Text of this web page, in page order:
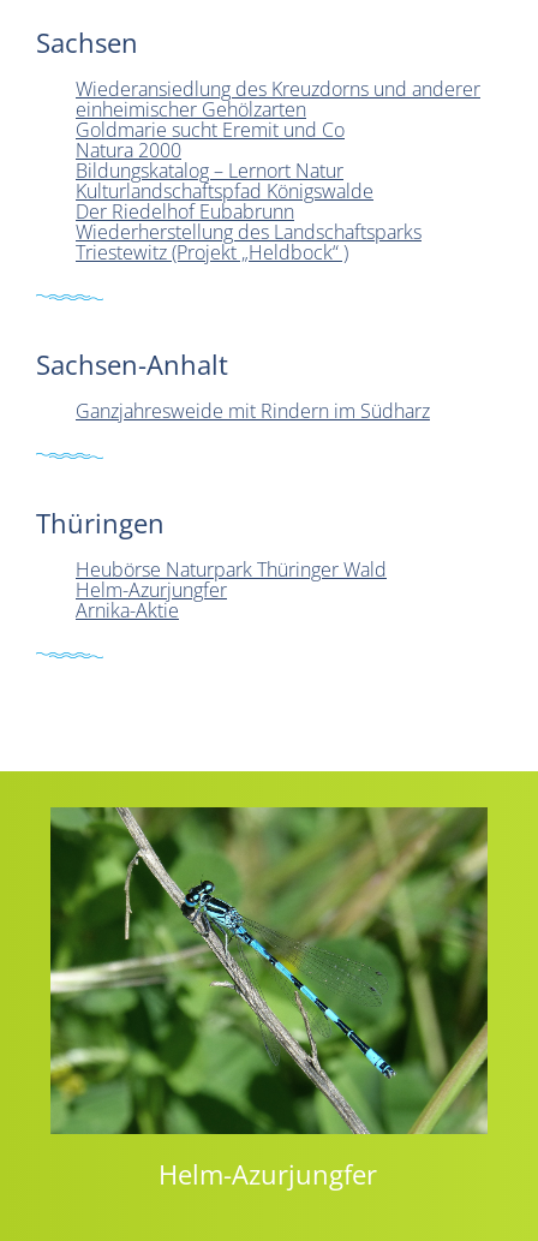
Sachsen
Wiederansiedlung des Kreuzdorns und anderer
ein­heim­ischer Gehölzarten
Goldmarie sucht Eremit und Co
Natura 2000
Bildungskatalog – Lernort Natur
Kulturlandschaftspfad Königswalde
Der Riedelhof Eubabrunn
Wiederherstellung des Landschaftsparks
Triestewitz (Projekt „Heldbock“ )
Sachsen-Anhalt
Ganzjahresweide mit Rindern im Südharz
Thüringen
Heubörse Naturpark Thüringer Wald
Helm-Azurjungfer
Arnika-Aktie
Helm-Azurjungfer